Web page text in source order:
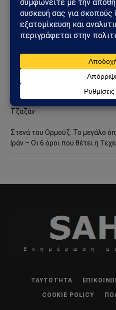
ένας αυθεντικός άνθρωπος του
Unitree: Πώς η κινεζική
νέους περιορισμούς των ΗΠΑ
Συναγερμός για πυρκαγιές
ο κρατικός μηχανισμός –
Χούθι χτύπησαν την
Αραβίας – Επίθεση με drone
Τζαζάν
Στενά του Ορμούζ: Το μεγάλο
Ιράν – Οι 6 όροι που θέτει η
ΤΑΥΤΌΤΗΤΑ
COOKIE POLICY